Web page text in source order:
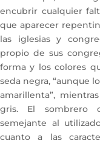
encubrir cualquier
que aparecer
las iglesias y
propio de sus
forma y los colores
seda negra, “aunque
amarillenta”,
gris. El sombrero
semejante al
cuanto a las